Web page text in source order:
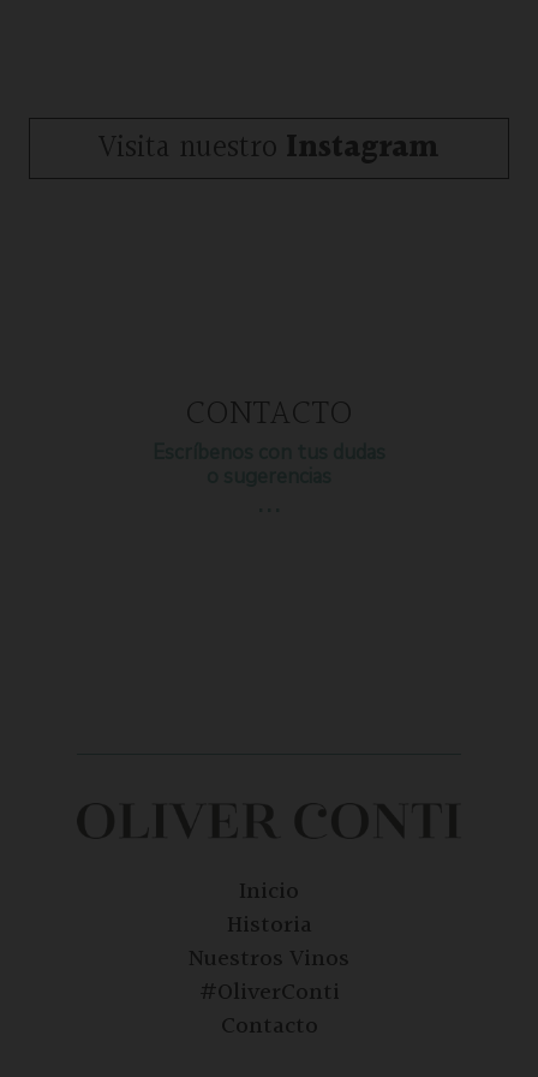
Visita nuestro Instagram
CONTACTO
Inicio
Historia
Nuestros Vinos
#OliverConti
Contacto